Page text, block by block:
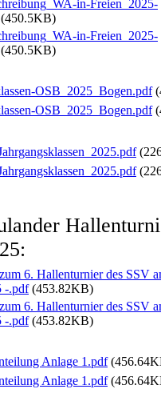
in-Freien_2025-
in-Freien_2025-
OSB_2025_Bogen.pdf
OSB_2025_Bogen.pdf
6. Hallenturnier des SSV
-.pdf(453.82KB)
6. Hallenturnier des SSV
-.pdf(453.82KB)
Anlage 1.pdf
Anlage 1.pdf